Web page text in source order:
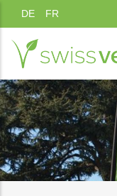
au
contenu
principal
DE FR